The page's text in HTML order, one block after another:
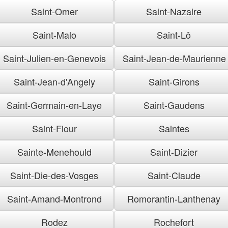
Saint-Omer
Saint-Nazaire
Saint-Malo
Saint-Lô
Saint-Julien-en-Genevois
Saint-Jean-de-Maurienne
Saint-Jean-d'Angely
Saint-Girons
Saint-Germain-en-Laye
Saint-Gaudens
Saint-Flour
Saintes
Sainte-Menehould
Saint-Dizier
Saint-Die-des-Vosges
Saint-Claude
Saint-Amand-Montrond
Romorantin-Lanthenay
Rodez
Rochefort